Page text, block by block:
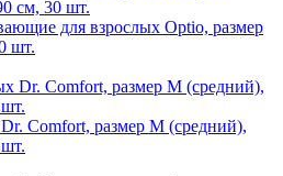
для взрослых Optio, размер
шт.
Comfort, размер M (средний),